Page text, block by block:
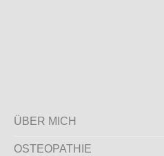
ÜBER MICH
OSTEOPATHIE